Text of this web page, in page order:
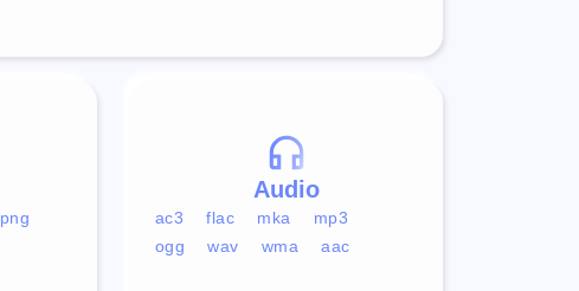
Audio
ac3 flac mka
mp3
ogg
wav wma aac
png